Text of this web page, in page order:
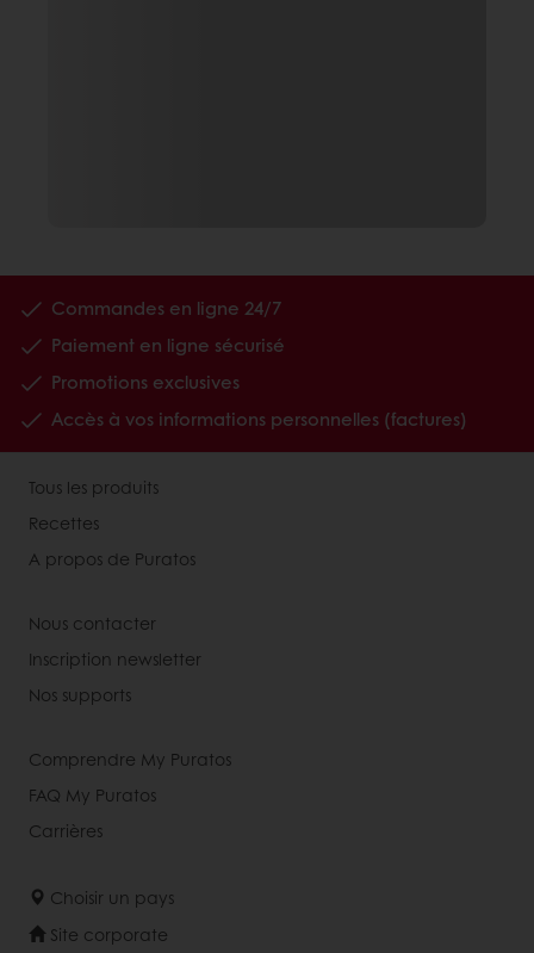
Commandes en ligne 24/7
Paiement en ligne sécurisé
Promotions exclusives
Accès à vos informations personnelles (factures)
Tous les produits
Recettes
A propos de Puratos
Nous contacter
Inscription newsletter
Nos supports
Comprendre My Puratos
FAQ My Puratos
Carrières
Choisir un pays
Site corporate